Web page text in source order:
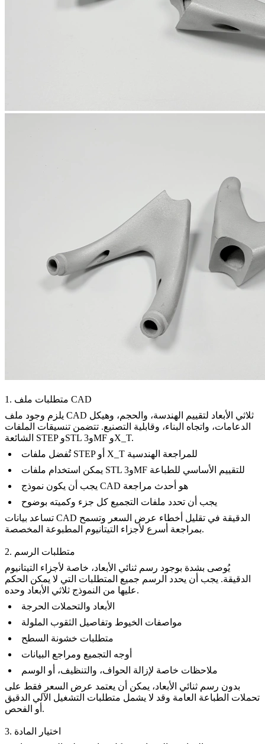
1. متطلبات ملف CAD
يلزم وجود ملف CAD ثلاثي الأبعاد لتقييم الهندسة، والحجم، وهيكل
الدعامات، واتجاه البناء، وقابلية التصنيع. تتضمن تنسيقات الملفات
الشائعة STEP وSTL و3MF وX_T.
تُفضل ملفات STEP أو X_T للمراجعة الهندسية
يمكن استخدام ملفات STL و3MF للتقييم الأساسي للطباعة
يجب أن يكون نموذج CAD هو أحدث مراجعة
يجب أن تحدد ملفات التجميع كل جزء وكميته بوضوح
تساعد بيانات CAD الدقيقة في تقليل أخطاء عرض السعر وتسمح
بمراجعة أسرع لأجزاء التيتانيوم المطبوعة المخصصة.
2. متطلبات الرسم
يُوصى بشدة بوجود رسم ثنائي الأبعاد، خاصة لأجزاء التيتانيوم
الدقيقة. يجب أن يحدد الرسم جميع المتطلبات التي لا يمكن الحكم
عليها من النموذج ثلاثي الأبعاد وحده.
الأبعاد والتحملات الحرجة
مواصفات الخيوط وتفاصيل الثقوب الملولة
متطلبات خشونة السطح
أوجه التجميع ومراجع البيانات
ملاحظات خاصة لإزالة الحواف، والتنظيف، أو الوسم
بدون رسم ثنائي الأبعاد، يمكن أن يعتمد عرض السعر فقط على
تحملات الطباعة العامة وقد لا يشمل متطلبات التشغيل الآلي الدقيق
أو الفحص.
3. اختيار المادة